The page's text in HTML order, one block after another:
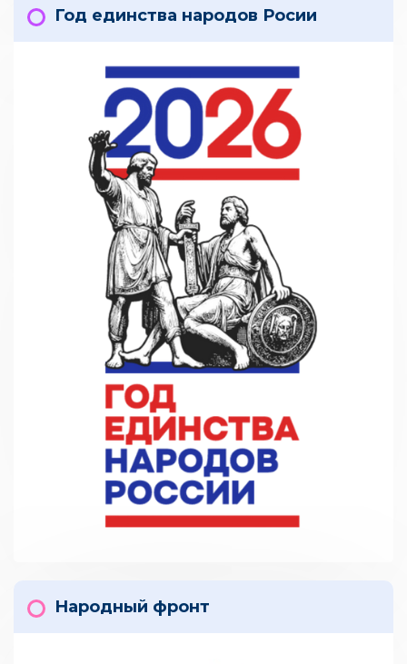
Год единства народов Росии
Народный фронт